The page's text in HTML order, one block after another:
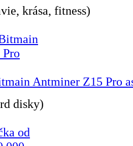
krása, fitness)
Antminer Z15 Pro
disky)